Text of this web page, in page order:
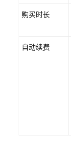
项
环
购买时长
自动续费